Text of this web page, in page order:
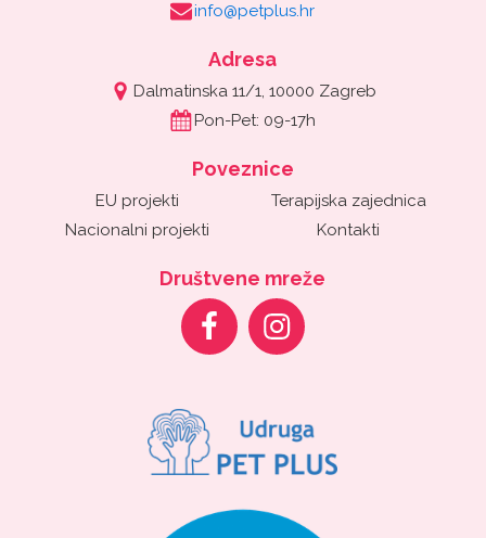
info@petplus.hr
Adresa
Dalmatinska 11/1, 10000 Zagreb
Pon-Pet: 09-17h
Poveznice
EU projekti
Nacionalni projekti
Terapijska zajednica
Kontakti
Društvene mreže